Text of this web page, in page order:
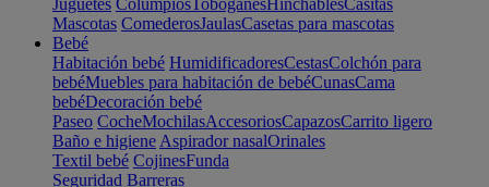
Juguetes ColumpiosToboganesHinchablesCasitas
Mascotas ComederosJaulasCasetas para mascotas
Bebé
Habitación bebé HumidificadoresCestasColchón para
bebéMuebles para habitación de bebéCunasCama
bebéDecoración bebé
Paseo CocheMochilasAccesoriosCapazosCarrito ligero
Baño e higiene Aspirador nasalOrinales
Textil bebé CojinesFunda
Seguridad Barreras